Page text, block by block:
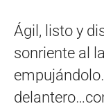
Ágil, listo y
sonriente al